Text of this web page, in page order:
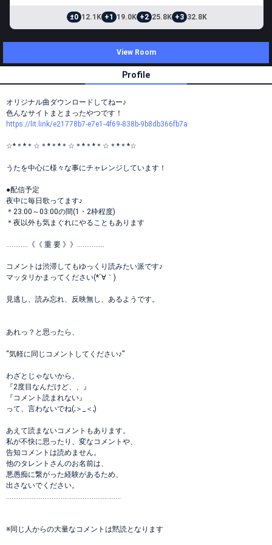
±0 12.1K +1 19.0K +2 25.8K +3 32.8K
View Room
Profile
オリジナル曲ダウンロードしてねー♪
色んなサイトまとまったやつです！
https://lit.link/e21778b7-e7e1-4f69-838b-9b8db366fb7a
☆*＊*＊☆＊*＊*＊☆＊*＊*＊☆＊*＊*☆
うたを中心に様々な事にチャレンジしています！
●配信予定
夜中に毎日歌ってます♪
＊23:00～03:00の間(1・2枠程度)
＊夜以外も気まぐれにやることもあります
…………《《 重 要 》》……………
コメントは渋滞してもゆっくり読みたい派です♪
マッタリかまってください(*´∀｀)
見逃し、読み忘れ、反映無し、あるようです。
あれっ？と思ったら、
“気軽に同じコメントしてください♪”
わざとじゃないから、
『2度目なんだけど、、』
『コメント読まれない』
って、言わないでね(;＞_＜;)
あえて読まないコメントもあります。
私が不快に思ったり、変なコメントや、
告知コメントは読めません。
他のタレントさんのお名前は、
悪愚痴に繋がった経験があるため、
出さないでください。
………………………………………………………
※同じ人からの大量なコメントは黙読となります